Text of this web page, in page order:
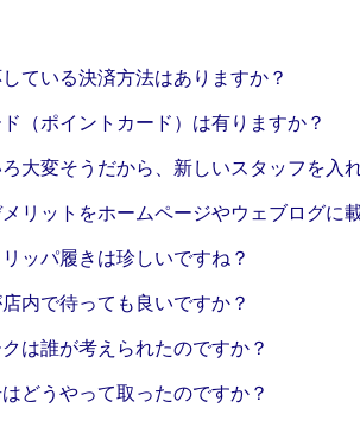
ている決済方法はありますか？
（ポイントカード）は有りますか？
ろ大変そうだから、新しいスタッフを入
リットをホームページやウェブログに
ッパ履きは珍しいですね？
内で待っても良いですか？
は誰が考えられたのですか？
どうやって取ったのですか？